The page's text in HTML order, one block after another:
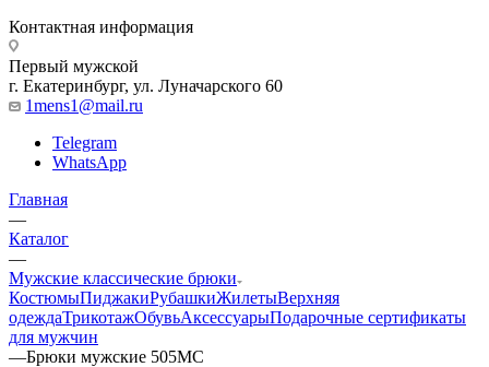
Контактная информация
Первый мужской
г. Екатеринбург, ул. Луначарского 60
1mens1@mail.ru
Telegram
WhatsApp
Главная
—
Каталог
—
Мужские классические брюки
КостюмыПиджакиРубашкиЖилетыВерхняя
одеждаТрикотажОбувьАксессуарыПодарочные сертификаты
для мужчин
—Брюки мужские 505МС